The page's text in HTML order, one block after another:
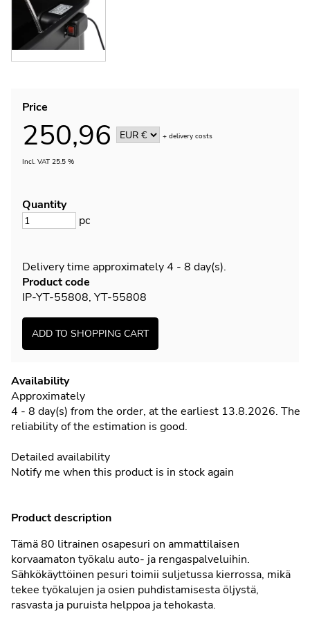
Price
250,96 +delivery costs
Incl. VAT 25.5 %
Quantity
pc
Delivery time approximately4 - 8 day(s).
Product code
IP-YT-55808, YT-55808
Availability
Approximately
4 - 8 day(s) from the order, at the earliest 13.8.2026. The
reliability of the estimation is good.
Detailed availability
Notify me when this product is in stock again
Product description
Tämä 80 litrainen osapesuri on ammattilaisen
korvaamaton työkalu auto- ja rengaspalveluihin.
Sähkökäyttöinen pesuri toimii suljetussa kierrossa, mikä
tekee työkalujen ja osien puhdistamisesta öljystä,
rasvasta ja puruista helppoa ja tehokasta.